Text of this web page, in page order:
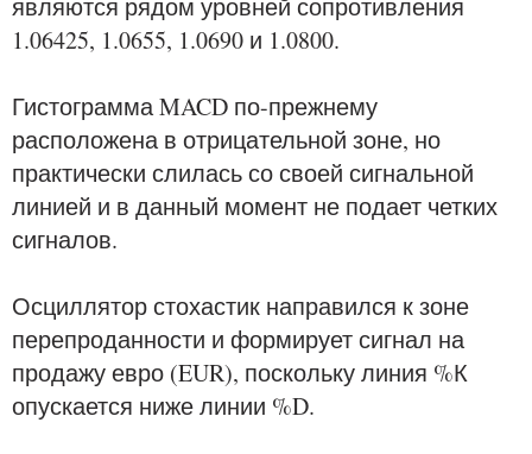
являются рядом уровней сопротивления
1.06425, 1.0655, 1.0690 и 1.0800.
Гистограмма MACD по-прежнему
расположена в отрицательной зоне, но
практически слилась со своей сигнальной
линией и в данный момент не подает четких
сигналов.
Осциллятор стохастик направился к зоне
перепроданности и формирует сигнал на
продажу евро (EUR), поскольку линия %К
опускается ниже линии %D.